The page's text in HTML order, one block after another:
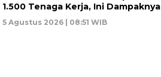
1.500 Tenaga Kerja, Ini Dampaknya
5 Agustus 2026 | 08:51 WIB